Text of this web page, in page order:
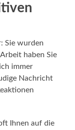
Sie wurden
haben Sie
immer
Nachricht
Ihnen auf die